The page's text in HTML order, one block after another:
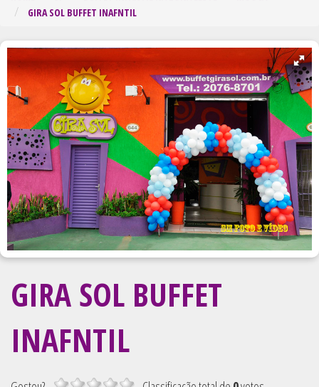
GIRA SOL BUFFET INAFNTIL
GIRA SOL BUFFET
INAFNTIL